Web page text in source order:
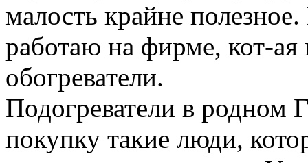
малость крайне
работаю на фирме, кот-
обогреватели.
Подогреватели в родном
покупку такие люди,